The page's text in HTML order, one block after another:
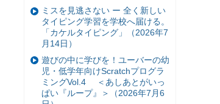
ミスを見逃さない ー 全く新しい
タイピング学習を学校へ届ける。
「カケルタイピング」（2026年7
月14日）
遊びの中に学びを！ユーバーの幼
児・低学年向けScratchプログラ
ミングVol.4 ＜あしあとがいっ
ぱい『ループ』＞（2026年7月6